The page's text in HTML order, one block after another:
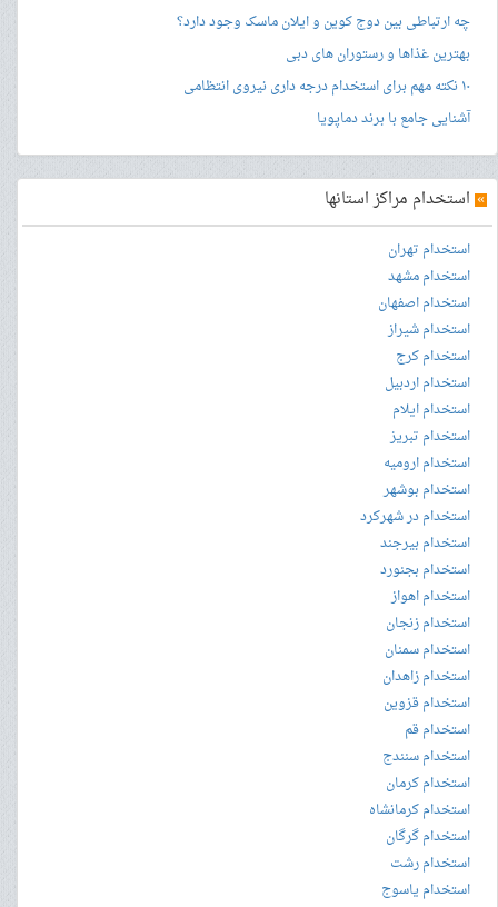
چه ارتباطی بین دوج کوین و ایلان ماسک وجود دارد؟
بهترین غذاها و رستوران های دبی
۱۰ نکته مهم برای استخدام درجه داری نیروی انتظامی
آشنایی جامع با برند دماپویا
» استخدام مراکز استانها
استخدام تهران
استخدام مشهد
استخدام اصفهان
استخدام شیراز
استخدام کرج
استخدام اردبیل
استخدام ایلام
استخدام تبریز
استخدام ارومیه
استخدام بوشهر
استخدام در شهرکرد
استخدام بیرجند
استخدام بجنورد
استخدام اهواز
استخدام زنجان
استخدام سمنان
استخدام زاهدان
استخدام قزوین
استخدام قم
استخدام سنندج
استخدام کرمان
استخدام کرمانشاه
استخدام گرگان
استخدام رشت
استخدام یاسوج